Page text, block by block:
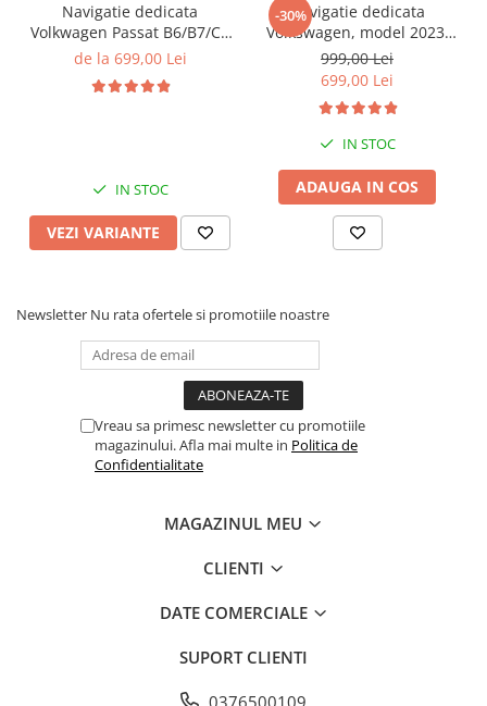
Navigatie dedicata
Volkwagen Passat B6/B7/CC
Gri, 4GB RAM 64GB ROM,
Display QLED 10", DSP,
de la 699,00 Lei
IN STOC
VEZI VARIANTE
-30%Navigatie dedicata
Volkswagen, model 2023,
4GB RAM 64GB ROM,
Quadcore, Android 14,
Display QLED 7", DSP,
Carplay&Android Auto,
Suport camere AHD
999,00 Lei
699,00 Lei
IN STOC
ADAUGA IN COS
Newsletter Nu rata ofertele si promotiile noastre
Vreau sa primesc newsletter cu promotiile
magazinului. Afla mai multe in Politica de
Confidentialitate
MAGAZINUL MEU
CLIENTI
DATE COMERCIALE
SUPORT CLIENTI